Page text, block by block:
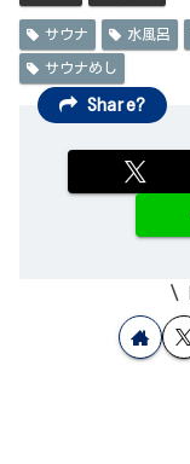
サウナ 水風呂
サウナめし
Share?